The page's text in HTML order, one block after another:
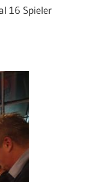
16 Spieler